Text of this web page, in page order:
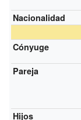
Nacionalidad
Cónyuge
Pareja
Hijos